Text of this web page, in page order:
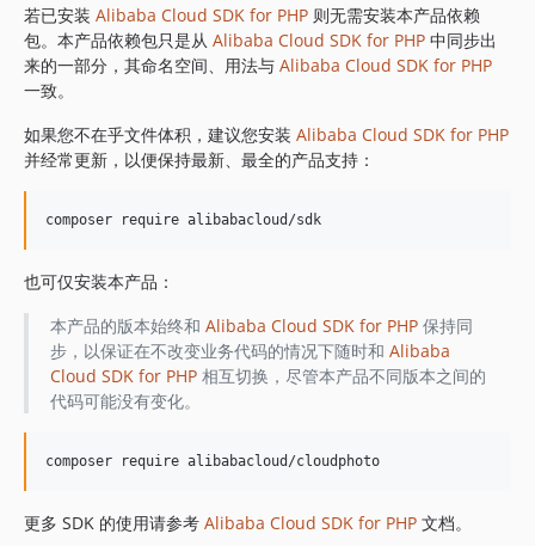
1.8.841
1.8.839
1.8.838
1.8.837
1.8.836
1.8.835
1.8.833
1.8.830
1.8.828
1.8.826
1.8.825
1.8.824
1.8.821
若已安装 Alibaba Cloud SDK for PHP 则无需安装本产品依赖
包。本产品依赖包只是从 Alibaba Cloud SDK for PHP 中同步出
来的一部分，其命名空间、用法与 Alibaba Cloud SDK for PHP
一致。
如果您不在乎文件体积，建议您安装 Alibaba Cloud SDK for PHP
并经常更新，以便保持最新、最全的产品支持：
也可仅安装本产品：
本产品的版本始终和 Alibaba Cloud SDK for PHP保持同
步，以保证在不改变业务代码的情况下随时和 Alibaba
Cloud SDK for PHP相互切换，尽管本产品不同版本之间的
代码可能没有变化。
更多 SDK 的使用请参考 Alibaba Cloud SDK for PHP 文档。